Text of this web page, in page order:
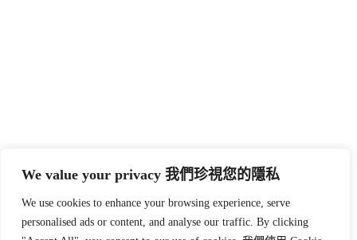
We value your privacy 我們珍視您的隱私
We use cookies to enhance your browsing experience, serve
personalised ads or content, and analyse our traffic. By clicking